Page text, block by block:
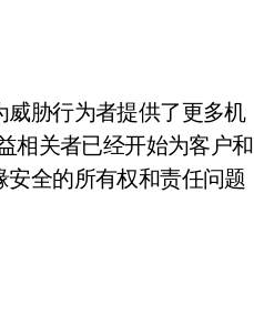
胁行为者提供了更多机
相关者已经开始为客户和
全的所有权和责任问题